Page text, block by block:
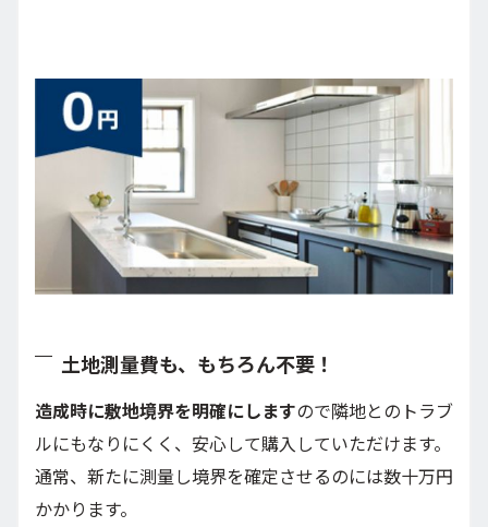
土地測量費も、もちろん不要！
造成時に敷地境界を明確にしますので隣地とのトラブ
ルにもなりにくく、安心して購入していただけます。
通常、新たに測量し境界を確定させるのには数十万円
かかります。